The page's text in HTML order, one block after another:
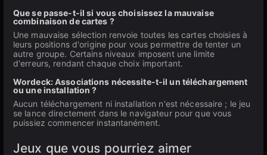
Que se passe-t-il si vous choisissez la mauvaise
combinaison de cartes ?
Une mauvaise sélection renvoie toutes les cartes choisies à
leurs positions d'origine pour vous permettre de tenter un
autre groupe. Certains niveaux imposent une limite
d'erreurs, rendant chaque choix important.
Wordeck: Associations nécessite-t-il un téléchargement
ou une installation ?
Aucun téléchargement ni installation n'est nécessaire ; le jeu
se lance directement dans le navigateur pour que vous
puissiez commencer instantanément.
Jeux que vous pourriez aimer